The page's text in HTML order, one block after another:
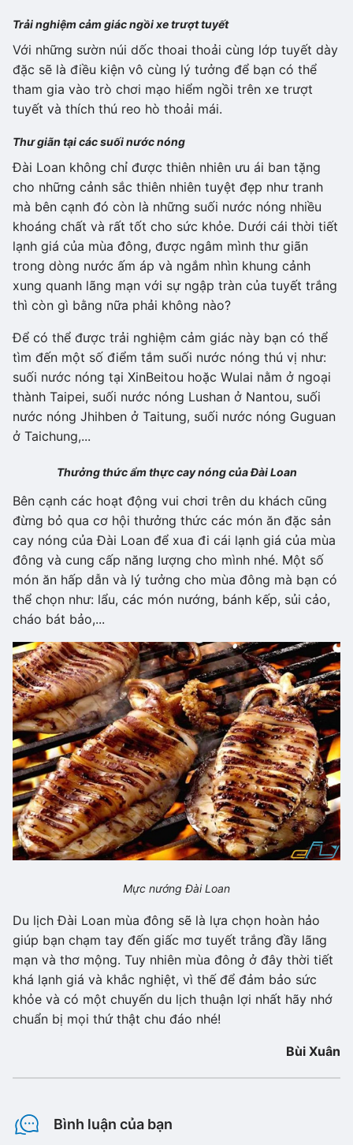
Trải nghiệm cảm giác ngồi xe trượt tuyết
Với những sườn núi dốc thoai thoải cùng lớp tuyết dày
đặc sẽ là điều kiện vô cùng lý tưởng để bạn có thể
tham gia vào trò chơi mạo hiểm ngồi trên xe trượt
tuyết và thích thú reo hò thoải mái.
Thư giãn tại các suối nước nóng
Đài Loan không chỉ được thiên nhiên ưu ái ban tặng
cho những cảnh sắc thiên nhiên tuyệt đẹp như tranh
mà bên cạnh đó còn là những suối nước nóng nhiều
khoáng chất và rất tốt cho sức khỏe. Dưới cái thời tiết
lạnh giá của mùa đông, được ngâm mình thư giãn
trong dòng nước ấm áp và ngắm nhìn khung cảnh
xung quanh lãng mạn với sự ngập tràn của tuyết trắng
thì còn gì bằng nữa phải không nào?
Để có thể được trải nghiệm cảm giác này bạn có thể
tìm đến một số điểm tắm suối nước nóng thú vị như:
suối nước nóng tại XinBeitou hoặc Wulai nằm ở ngoại
thành Taipei, suối nước nóng Lushan ở Nantou, suối
nước nóng Jhihben ở Taitung, suối nước nóng Guguan
ở Taichung,...
Thưởng thức ẩm thực cay nóng của Đài Loan
Bên cạnh các hoạt động vui chơi trên du khách cũng
đừng bỏ qua cơ hội thưởng thức các món ăn đặc sản
cay nóng của Đài Loan để xua đi cái lạnh giá của mùa
đông và cung cấp năng lượng cho mình nhé. Một số
món ăn hấp dẫn và lý tưởng cho mùa đông mà bạn có
thể chọn như: lẩu, các món nướng, bánh kếp, sủi cảo,
cháo bát bảo,...
Mực nướng Đài Loan
Du lịch Đài Loan mùa đông sẽ là lựa chọn hoàn hảo
giúp bạn chạm tay đến giấc mơ tuyết trắng đầy lãng
mạn và thơ mộng. Tuy nhiên mùa đông ở đây thời tiết
khá lạnh giá và khắc nghiệt, vì thế để đảm bảo sức
khỏe và có một chuyến du lịch thuận lợi nhất hãy nhớ
chuẩn bị mọi thứ thật chu đáo nhé!
Bùi Xuân
Bình luận của bạn